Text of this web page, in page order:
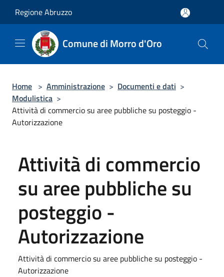
Regione Abruzzo
Comune di Morro d'Oro
Home > Amministrazione > Documenti e dati >
Modulistica >
Attività di commercio su aree pubbliche su posteggio -
Autorizzazione
Attività di commercio
su aree pubbliche su
posteggio -
Autorizzazione
Attività di commercio su aree pubbliche su posteggio -
Autorizzazione